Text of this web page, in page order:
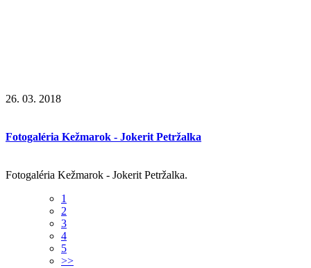
26. 03. 2018
Fotogaléria Kežmarok - Jokerit Petržalka
Fotogaléria Kežmarok - Jokerit Petržalka.
1
2
3
4
5
>>